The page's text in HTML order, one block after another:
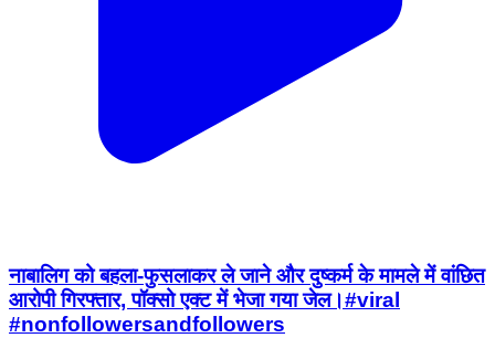
नाबालिग को बहला-फुसलाकर ले जाने और दुष्कर्म के मामले में वांछित
आरोपी गिरफ्तार, पॉक्सो एक्ट में भेजा गया जेल।#viral
#nonfollowersandfollowers